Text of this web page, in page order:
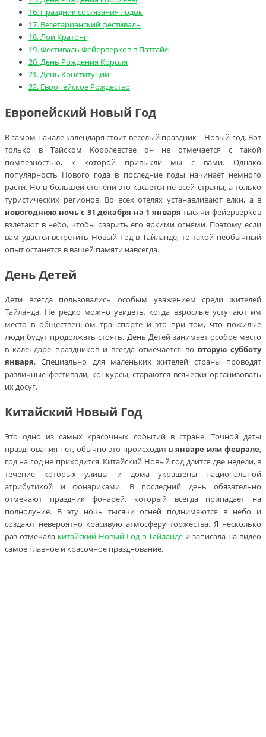
16. Праздник состязания лодок
17. Вегетарианский фестиваль
18.Лои Кратонг
19.Фестиваль Фейерверков в Паттайе
20.День Рождения Короля
21.День Конституции
22. Европейское Рождество
Европейский Новый Год
В самом начале календаря стоит веселый праздник – Новый год. Вот
только в Тайском Королевстве он не отмечается с такой
помпезностью, к которой привыкли мы с вами. Однако
популярность Нового года в последние годы начинает немного
расти. Но в большей степени это касается не всей страны, а только
туристических регионов. Во всех отелях устанавливают елки, а в
новогоднюю ночь с 31 декабря на 1 января тысячи фейерверков
взлетают в небо, чтобы озарить его яркими огнями. Поэтому если
вам удастся встретить Новый Год в Тайланде, то такой необычный
опыт останется в вашей памяти навсегда.
День Детей
Дети всегда пользовались особым уважением среди жителей
Тайланда. Не редко можно увидеть, когда взрослые уступают им
место в общественном транспорте и это при том, что пожилые
люди будут продолжать стоять. День Детей занимает особое место
в календаре праздников и всегда отмечается во вторую субботу
января. Специально для маленьких жителей страны проводят
различные фестивали, конкурсы, стараются всячески организовать
их досуг.
Китайский Новый Год
Это одно из самых красочных событий в стране. Точной даты
празднования нет, обычно это происходит вянваре или феврале,
год на год не приходится. Китайский Новый год длится две недели, в
течение которых улицы и дома украшены национальной
атрибутикой и фонариками. В последний день обязательно
отмечают праздник фонарей, который всегда припадает на
полнолуние. В эту ночь тысячи огней поднимаются в небо и
создают невероятно красивую атмосферу торжества. Я несколько
раз отмечала китайский Новый Год в Тайланде и записала на видео
самое главное и красочное празднование.